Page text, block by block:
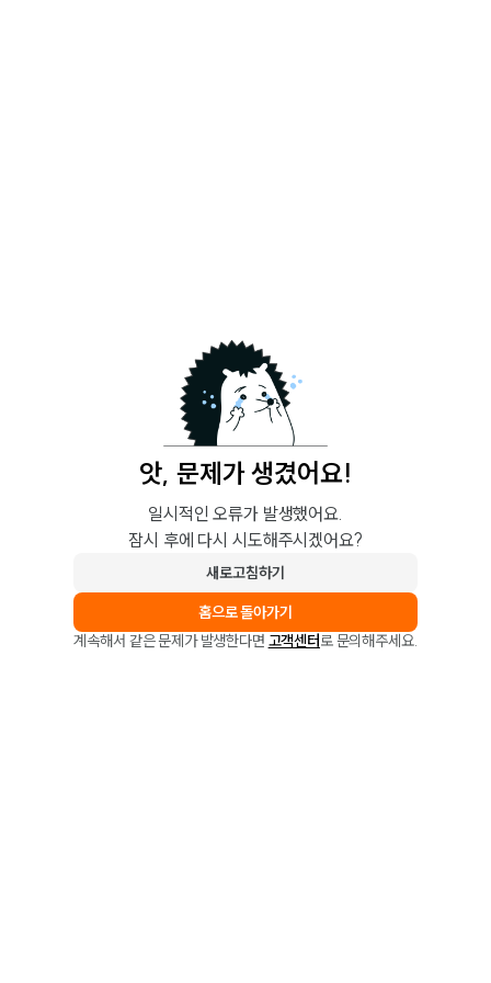
앗, 문제가 생겼어요!
일시적인 오류가 발생했어요.
잠시 후에 다시 시도해주시겠어요?
새로고침하기
홈으로 돌아가기
계속해서 같은 문제가 발생한다면 고객센터로 문의해주세요.